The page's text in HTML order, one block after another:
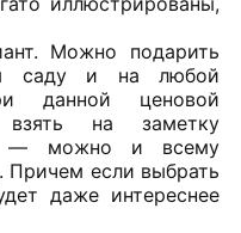
Можно подарить
саду и на любой
данной ценовой
на заметку
— можно и всему
Причем если выбрать
даже интереснее